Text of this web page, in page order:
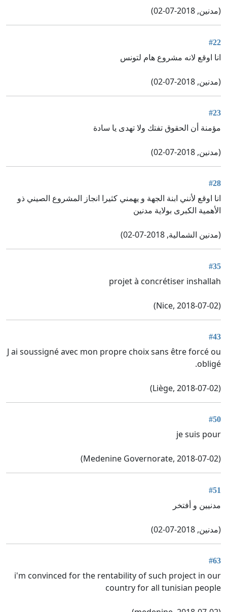
(مدنين, 2018-07-02)
#22
انا اوقع لانه مشروع هام لتونس
(مدنين, 2018-07-02)
#23
مؤمنة أن الحقوق تفتك ولا تهدى يا سادة
(مدنين, 2018-07-02)
#28
انا اوقع لأنني ابنة الجهة و يهمني كثيرا انجاز المشروع الصيني ذو
الأهمية الكبرى بولاية مدنين
(مدنين الشمالية, 2018-07-02)
#35
projet à concrétiser inshallah
(Nice, 2018-07-02)
#43
J ai soussigné avec mon propre choix sans être forcé ou
obligé.
(Liège, 2018-07-02)
#50
je suis pour
(Medenine Governorate, 2018-07-02)
#51
مدنيين و أفتخر
(مدنين, 2018-07-02)
#63
i'm convinced for the rentability of such project in our
country for all tunisian people